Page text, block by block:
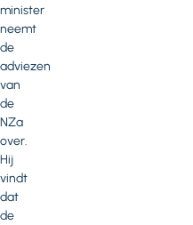
minister
neemt
de
adviezen
van
de
NZa
over.
Hij
vindt
dat
de